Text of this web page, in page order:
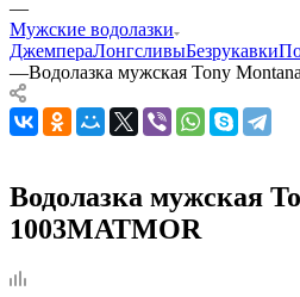
—
Мужские водолазки
ДжемпераЛонгсливыБезрукавки
—Водолазка мужская Tony
Водолазка мужская
1003MATMOR